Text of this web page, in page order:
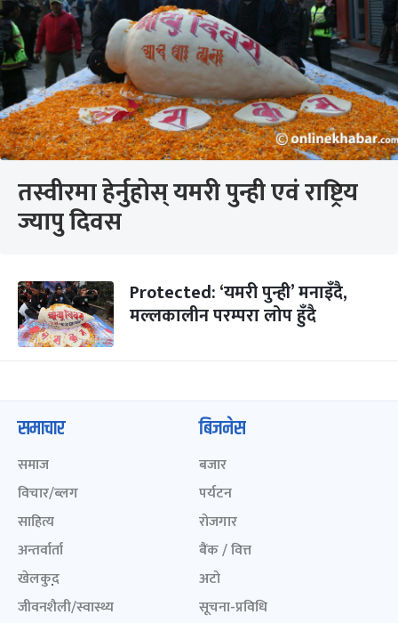
तस्वीरमा हेर्नुहोस् यमरी पुन्ही एवं राष्ट्रिय
ज्यापु दिवस
Protected: ‘यमरी पुन्ही’ मनाइँदै,
मल्लकालीन परम्परा लोप हुँदै
समाचार
समाज
विचार/ब्लग
साहित्य
अन्तर्वार्ता
खेलकुद़़
जीवनशैली/स्वास्थ्य
बिजनेस
बजार
पर्यटन
रोजगार
बैंक / वित्त
अटो
सूचना-प्रविधि